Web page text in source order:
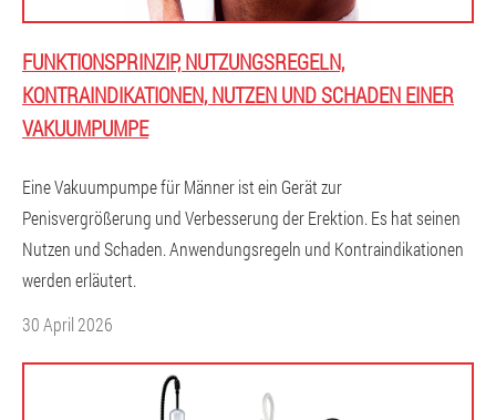
FUNKTIONSPRINZIP, NUTZUNGSREGELN,
KONTRAINDIKATIONEN, NUTZEN UND SCHADEN EINER
VAKUUMPUMPE
Eine Vakuumpumpe für Männer ist ein Gerät zur
Penisvergrößerung und Verbesserung der Erektion. Es hat seinen
Nutzen und Schaden. Anwendungsregeln und Kontraindikationen
werden erläutert.
30 April 2026